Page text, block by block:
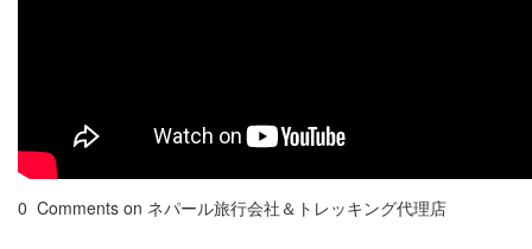
0 Comments on ネパール旅行会社＆トレッキング代理店